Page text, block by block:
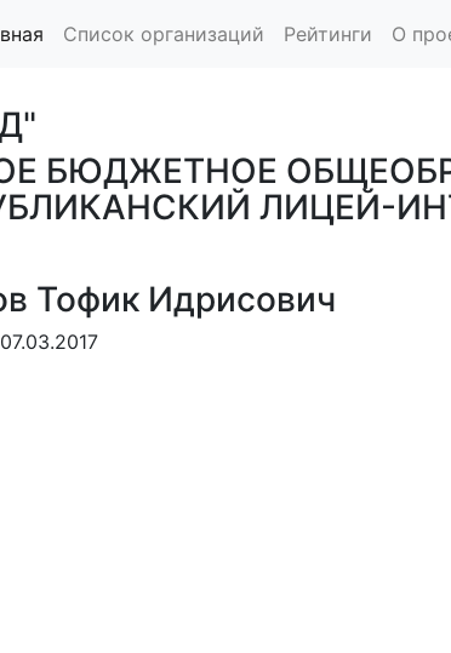
Список организаций Рейтинги О
БЮДЖЕТНОЕ
ЛИЦЕЙ-
Тофик Идрисович